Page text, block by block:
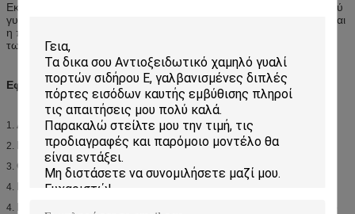
Εκτός από το χαρακτηριστικό γνώρισμα του τυφλού, κοίλου τυφλού
γυαλιού έχει επίσης όλα τα πλεονεκτήματα του κοίλου γυαλιού. Είναι
η πολύ τέλεια επιλογή των παραθύρων, των πορτών γυαλιού και
των τοίχων χωρισμάτων.
Εφαρμογή
1. Διάστημα αποταμίευσης, κομψό.
2. Εύκολος να καθαρίσει.
3. Ο εσωτερικός φωτισμός θα μπορούσε να ελεγχθεί freedomly.
4. Προστασία μυστικότητας.
4. Ενέργεια - αποταμίευση και προστασία του περιβάλλοντος: καλό